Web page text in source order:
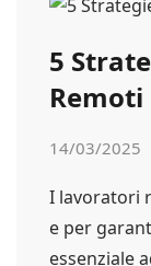
5
Remoti
14/03/2025
I lavoratori
e per
essenziale